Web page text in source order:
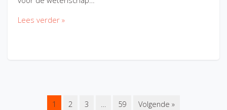
Lees verder »
1 2 3 … 59 Volgende »